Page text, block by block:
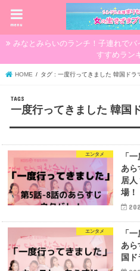
menu
みなとみらいのランチ！子連れで
すすめラン
HOME タグ : 一度行ってきました 韓国ドラ
一度行ってきました 韓国
エンタメ
「
あら
居
場！
エンタメ
「
あら
国